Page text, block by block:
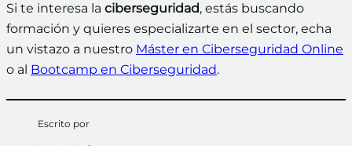
Si te interesa la ciberseguridad, estás buscando
formación y quieres especializarte en el sector, echa
un vistazo a nuestro Máster en Ciberseguridad Online
o al Bootcamp en Ciberseguridad.
Escrito por